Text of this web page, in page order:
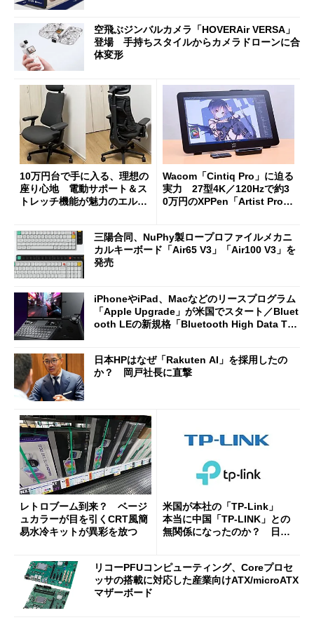
空飛ぶジンバルカメラ「HOVERAir VERSA」
登場 手持ちスタイルからカメラドローンに合
体変形
10万円台で手に入る、理想の
座り心地 電動サポート＆ス
トレッチ機能が魅力のエルゴ
Wacom「Cintiq Pro」に迫る
実力 27型4K／120Hzで約3
0万円のXPPen「Artist Pro 2
三陽合同、NuPhy製ロープロファイルメカニ
カルキーボード「Air65 V3」「Air100 V3」を
発売
iPhoneやiPad、Macなどのリースプログラム
「Apple Upgrade」が米国でスタート／Bluet
ooth LEの新規格「Bluetooth High Data Thr
日本HPはなぜ「Rakuten AI」を採用したの
か？ 岡戸社長に直撃
レトロブーム到来？ ベージ
ュカラーが目を引くCRT風簡
易水冷キットが異彩を放つ
米国が本社の「TP-Link」
本当に中国「TP-LINK」との
無関係になったのか？ 日本
リコーPFUコンピューティング、Coreプロセ
ッサの搭載に対応した産業向けATX/microATX
マザーボード